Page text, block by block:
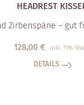
HEADREST
Zirbenspäne – gut
128,00 € inkl. 19%
DETAILS